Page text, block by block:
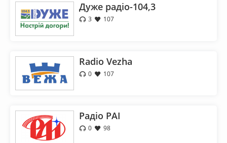
Дуже радіо-104,3
3 107
Radio Vezha
0 107
Радіо РАІ
0 98